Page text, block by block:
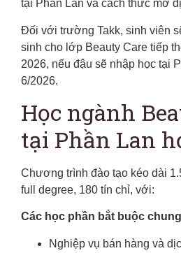
tại Phần Lan và cách thức mở
Đối với trường Takk, sinh viên
sinh cho lớp Beauty Care tiếp
2026, nếu đậu sẽ nhập học tại
6/2026.
Học ngành
tại Phần Lan
Chương trình đào tạo kéo dài
full degree, 180 tín chỉ, với:
Các học phần bắt buộc
Nghiệp vụ bán hàng và